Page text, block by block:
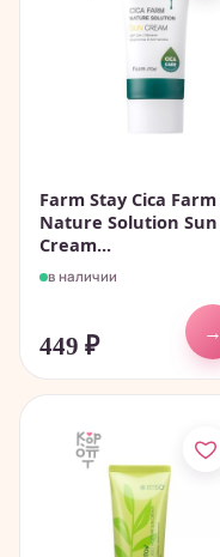
Farm Stay Cica Farm
Nature Solution Sun
Cream...
в наличии
449 ₽
→